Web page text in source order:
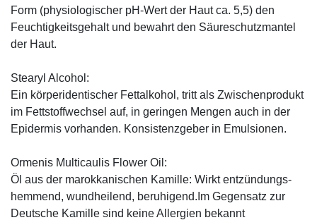
Form (physiologischer pH-Wert der Haut ca. 5,5) den
Feuchtigkeitsgehalt und bewahrt den Säureschutzmantel
der Haut.
Stearyl Alcohol:
Ein körperidentischer Fettalkohol, tritt als Zwischenprodukt
im Fettstoffwechsel auf, in geringen Mengen auch in der
Epidermis vorhanden. Konsistenzgeber in Emulsionen.
Ormenis Multicaulis Flower Oil:
Öl aus der marokkanischen Kamille: Wirkt entzündungs-
hemmend, wundheilend, beruhigend.Im Gegensatz zur
Deutsche Kamille sind keine Allergien bekannt